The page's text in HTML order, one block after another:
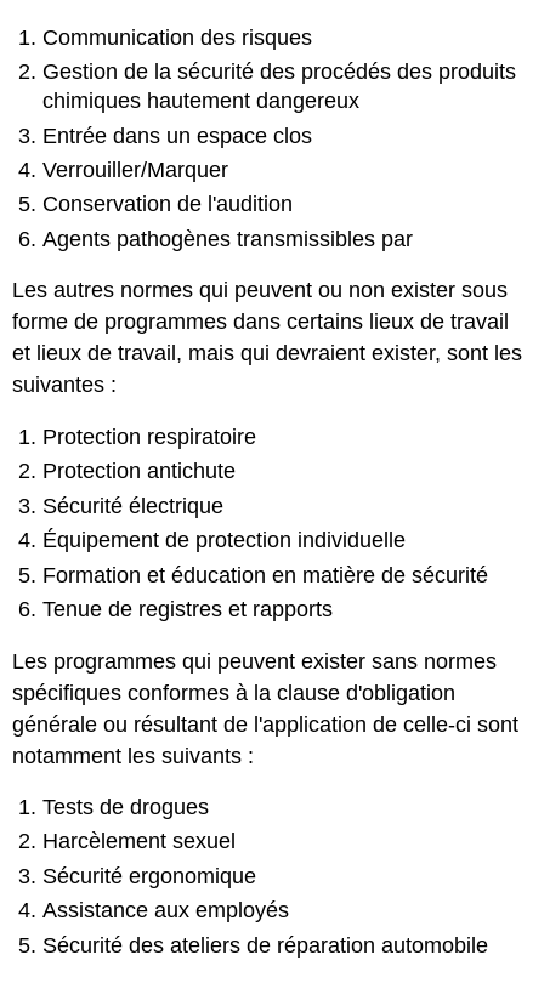
Communication des risques
Gestion de la sécurité des procédés des produits
chimiques hautement dangereux
Entrée dans un espace clos
Verrouiller/Marquer
Conservation de l'audition
Agents pathogènes transmissibles par
Les autres normes qui peuvent ou non exister sous
forme de programmes dans certains lieux de travail
et lieux de travail, mais qui devraient exister, sont les
suivantes :
Protection respiratoire
Protection antichute
Sécurité électrique
Équipement de protection individuelle
Formation et éducation en matière de sécurité
Tenue de registres et rapports
Les programmes qui peuvent exister sans normes
spécifiques conformes à la clause d'obligation
générale ou résultant de l'application de celle-ci sont
notamment les suivants :
Tests de drogues
Harcèlement sexuel
Sécurité ergonomique
Assistance aux employés
Sécurité des ateliers de réparation automobile